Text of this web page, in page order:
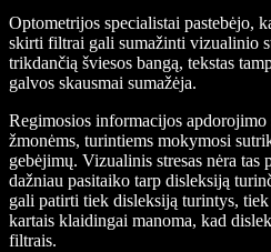
Optometrijos specialistai pastebėjo,
skirti filtrai gali sumažinti vizualinio
trikdančią šviesos bangą, tekstas
galvos skausmai sumažėja.
Regimosios informacijos apdorojimo
žmonėms, turintiems mokymosi
gebėjimų. Vizualinis stresas nėra tas
dažniau pasitaiko tarp disleksiją
gali patirti tiek disleksiją turintys,
kartais klaidingai manoma, kad
filtrais.